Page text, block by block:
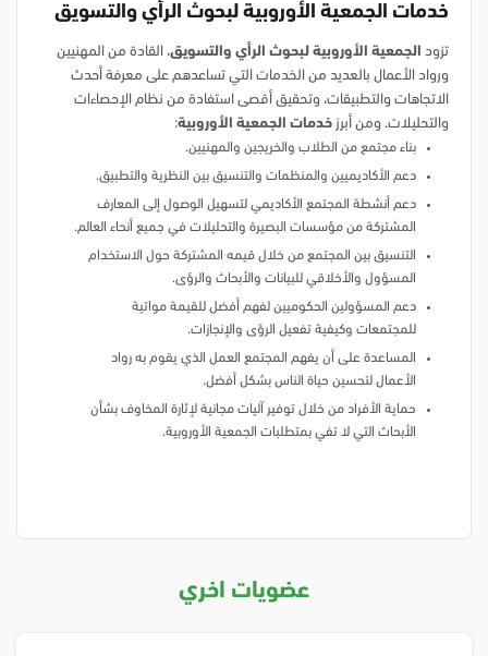
خدمات الجمعية الأوروبية لبحوث الرأي والتسويق
تزود الجمعية الأوروبية لبحوث الرأي والتسويق، القادة من المهنيين
ورواد الأعمال بالعديد من الخدمات التي تساعدهم على معرفة أحدث
الاتجاهات والتطبيقات، وتحقيق أقصى استفادة من نظام الإحصاءات
والتحليلات. ومن أبرز خدمات الجمعية الأوروبية:
بناء مجتمع من الطلاب والخريجين والمهنيين.
دعم الأكاديميين والمنظمات والتنسيق بين النظرية والتطبيق.
دعم أنشطة المجتمع الأكاديمي لتسهيل الوصول إلى المعارف
المشتركة من مؤسسات البصيرة والتحليلات في جميع أنحاء العالم.
التنسيق بين المجتمع من خلال قيمه المشتركة حول الاستخدام
المسؤول والأخلاقي للبيانات والأبحاث والرؤى.
دعم المسؤولين الحكوميين لفهم أفضل للقيمة مواتية
للمجتمعات وكيفية تفعيل الرؤى والإنجازات.
المساعدة على أن يفهم المجتمع العمل الذي يقوم به رواد
الأعمال لتحسين حياة الناس بشكل أفضل.
حماية الأفراد من خلال توفير آليات مجانية لإثارة المخاوف بشأن
الأبحاث التي لا تفي بمتطلبات الجمعية الأوروبية.
عضويات اخري